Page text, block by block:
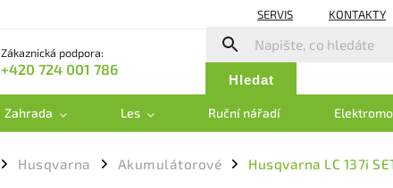
SERVIS KONTAKTY
Zákaznická podpora:
+420 724 001 786
Hledat
Zahrada Les Ruční nářadí
/ Husqvarna / Akumulátorové / Husqvarna LC 137i